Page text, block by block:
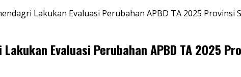
Lakukan Evaluasi Perubahan APBD TA 2025 Provinsi
Evaluasi Perubahan APBD TA 2025